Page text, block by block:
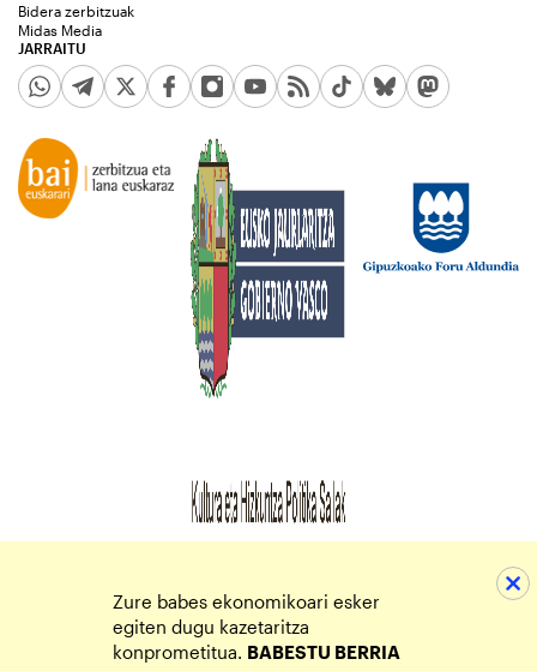
JARRAITU
Bidera zerbitzuak
Midas Media
Zure babes ekonomikoari esker
egiten dugu kazetaritza
konprometitua. BABESTU BERRIA